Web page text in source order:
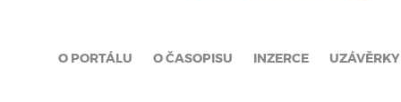
O PORTÁLU O ČASOPISU INZERCE UZÁVĚRKY